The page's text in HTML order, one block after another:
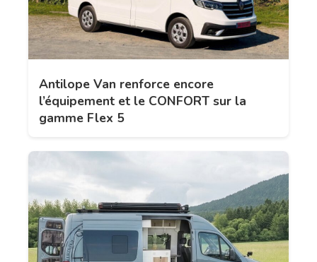
Antilope Van renforce encore
l’équipement et le CONFORT sur la
gamme Flex 5